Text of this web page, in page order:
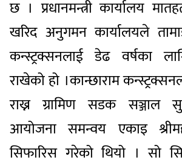
छ । प्रधानमन्त्री कार्यालय
खरिद अनुगमन कार्यालयले
कन्स्ट्रक्सनलाई डेढ वर्षका
राखेको हो ।कान्छाराम
राख्न ग्रामिण सडक सञ्जाल
आयोजना समन्वय एकाइ
सिफारिस गरेको थियो । सो